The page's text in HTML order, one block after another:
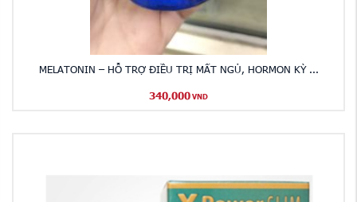
MELATONIN – HỖ TRỢ ĐIỀU TRỊ MẤT NGỦ, HORMON KỲ ...
340,000 VND